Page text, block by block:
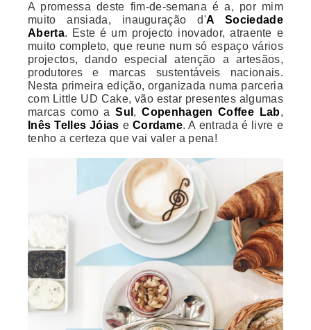
A promessa deste fim-de-semana é a, por mim
muito ansiada, inauguração d'A Sociedade
Aberta. Este é um projecto inovador, atraente e
muito completo, que reune num só espaço vários
projectos, dando especial atenção a artesãos,
produtores e marcas sustentáveis nacionais.
Nesta primeira edição, organizada numa parceria
com Little UD Cake, vão estar presentes algumas
marcas como aSul ,Copenhagen Coffee Lab,
Inês Telles Jóias e Cordame. A entrada é livre e
tenho a certeza que vai valer a pena!